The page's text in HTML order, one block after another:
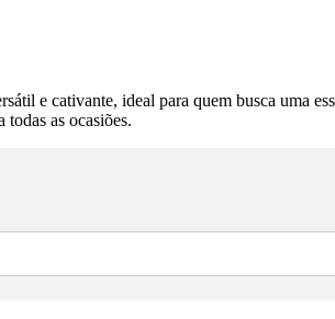
cativante, ideal para quem busca uma
as ocasiões.